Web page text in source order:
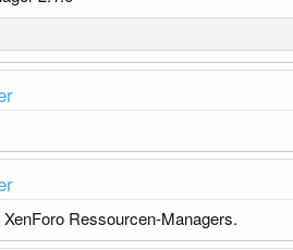
Ressourcen-Managers.